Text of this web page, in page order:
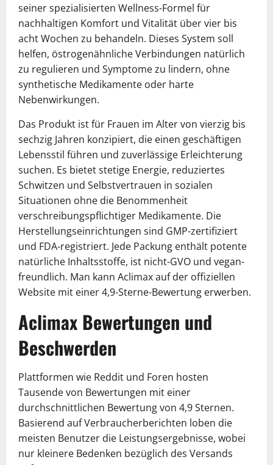
seiner spezialisierten Wellness-Formel für
nachhaltigen Komfort und Vitalität über vier bis
acht Wochen zu behandeln. Dieses System soll
helfen, östrogenähnliche Verbindungen natürlich
zu regulieren und Symptome zu lindern, ohne
synthetische Medikamente oder harte
Nebenwirkungen.
Das Produkt ist für Frauen im Alter von vierzig bis
sechzig Jahren konzipiert, die einen geschäftigen
Lebensstil führen und zuverlässige Erleichterung
suchen. Es bietet stetige Energie, reduziertes
Schwitzen und Selbstvertrauen in sozialen
Situationen ohne die Benommenheit
verschreibungspflichtiger Medikamente. Die
Herstellungseinrichtungen sind GMP-zertifiziert
und FDA-registriert. Jede Packung enthält potente
natürliche Inhaltsstoffe, ist nicht-GVO und vegan-
freundlich. Man kann Aclimax auf der offiziellen
Website mit einer 4,9-Sterne-Bewertung erwerben.
Aclimax Bewertungen und
Beschwerden
Plattformen wie Reddit und Foren hosten
Tausende von Bewertungen mit einer
durchschnittlichen Bewertung von 4,9 Sternen.
Basierend auf Verbraucherberichten loben die
meisten Benutzer die Leistungsergebnisse, wobei
nur kleinere Bedenken bezüglich des Versands